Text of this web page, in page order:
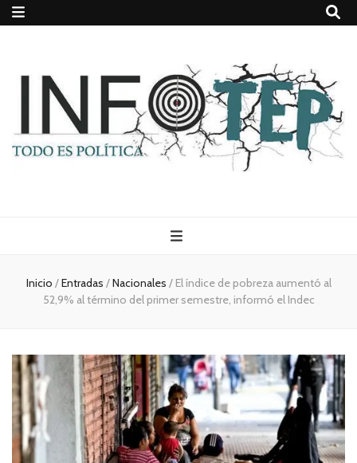
Todo es
(rosca)
política
Inicio /Entradas /Nacionales / El índice de pobreza aumentó al
52,9% al término del primer semestre, informó el Indec